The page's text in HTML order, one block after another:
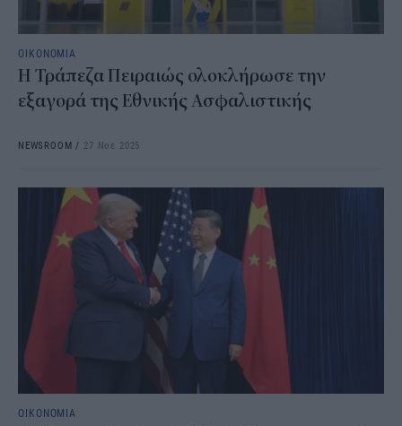
ΟΙΚΟΝΟΜΙΑ
Η Τράπεζα Πειραιώς ολοκλήρωσε την
εξαγορά της Εθνικής Ασφαλιστικής
NEWSROOM / 27 Νοε 2025
ΟΙΚΟΝΟΜΙΑ